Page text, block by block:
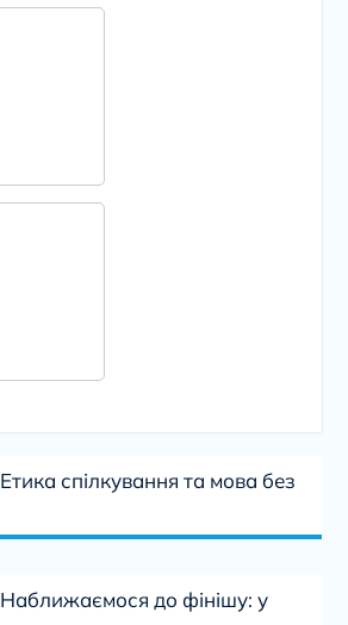
запис:
Етика спілкування та мова без
Наступний
запис:
Наближаємося до фінішу: у